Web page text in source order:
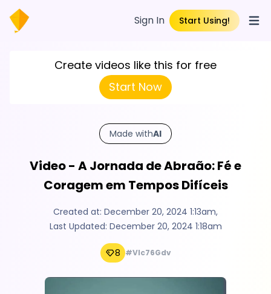
Sign In Start Using!
Create videos like this for free
Start Now
Made withAI
Video - A Jornada de Abraão: Fé e
Coragem em Tempos Difíceis
Created at: December 20, 2024 1:13am,
Last Updated: December 20, 2024 1:18am
8 #Vlc76Gdv